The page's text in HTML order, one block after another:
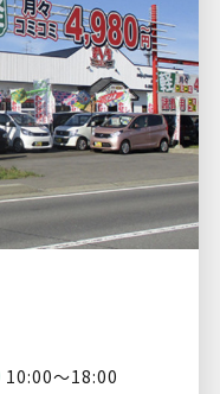
10:00～18:00